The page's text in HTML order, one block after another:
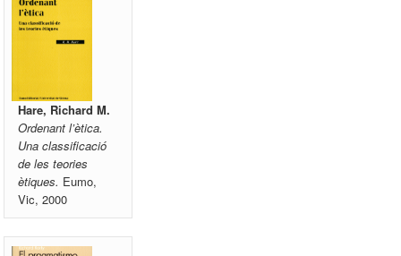
Hare, Richard M.
Ordenant l’ètica.
Una classificació
de les teories
ètiques. Eumo,
Vic, 2000